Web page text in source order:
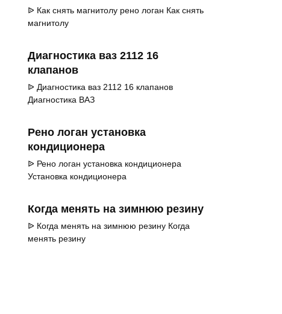
ᐉ Как снять магнитолу рено логан Как снять
магнитолу
Диагностика ваз 2112 16
клапанов
ᐉ Диагностика ваз 2112 16 клапанов
Диагностика ВАЗ
Рено логан установка
кондиционера
ᐉ Рено логан установка кондиционера
Установка кондиционера
Когда менять на зимнюю резину
ᐉ Когда менять на зимнюю резину Когда
менять резину